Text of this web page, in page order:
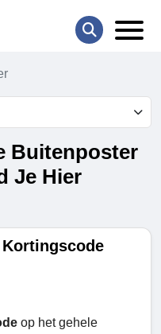
Buitenposter
Je Hier
Kortingscode
op het gehele